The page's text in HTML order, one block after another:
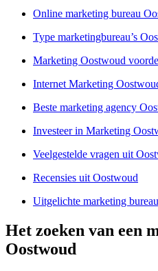
Online marketing bureau
Type marketingbureau’s
Marketing Oostwoud
Internet Marketing
Beste marketing agency
Investeer in Marketing
Veelgestelde vragen uit
Recensies uit Oostwoud
Uitgelichte marketing
Het zoeken van een
Oostwoud